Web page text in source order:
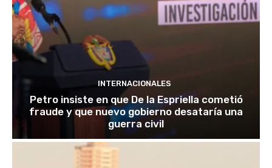
INTERNACIONALES
Petro insiste en que De la Espriella cometió
fraude y que nuevo gobierno desataría una
guerra civil